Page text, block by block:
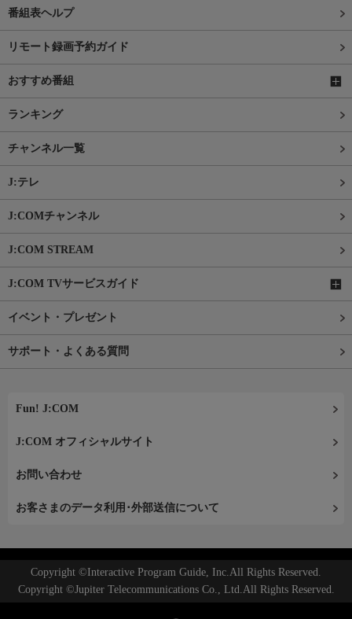
番組表ヘルプ
リモート録画予約ガイド
おすすめ番組
ランキング
チャンネル一覧
J:テレ
J:COMチャンネル
J:COM STREAM
J:COM TVサービスガイド
イベント・プレゼント
サポート・よくある質問
Fun! J:COM
J:COM オフィシャルサイト
お問い合わせ
お客さまのデータ利用･外部送信について
Copyright ©Interactive Program Guide, Inc.All Rights Reserved.
Copyright ©Jupiter Telecommunications Co., Ltd.All Rights Reserved.